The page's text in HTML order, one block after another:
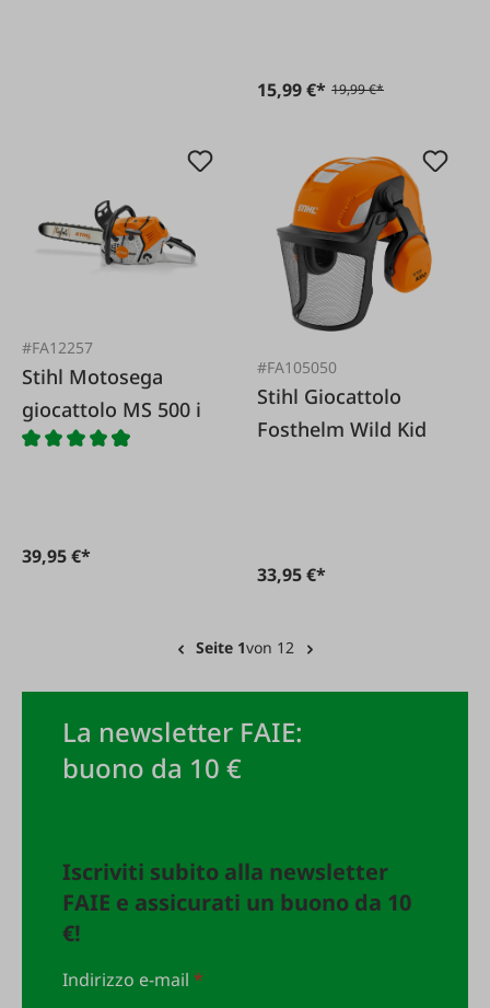
15,99 €* 19,99 €*
#FA12257
Stihl Motosega
giocattolo MS 500 i
39,95 €*
#FA105050
Stihl Giocattolo
Fosthelm Wild Kid
33,95 €*
Seite 1von 12
La newsletter FAIE:
buono da 10 €
Iscriviti subito alla newsletter
FAIE e assicurati un buono da 10
€!
Indirizzo e-mail*